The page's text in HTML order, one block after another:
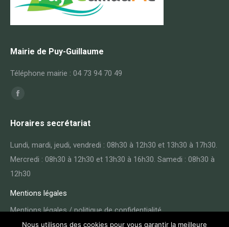
Mairie de Puy-Guillaume
Téléphone mairie : 04 73 94 70 49
Trouvez nous sur :
Facebook
opens
Horaires secrétariat
Lundi, mardi, jeudi, vendredi : 08h30 à 12h30 et 13h30 à 17h30.
Mercredi : 08h30 à 12h30 et 13h30 à 16h30. Samedi : 08h30 à
12h30
Mentions légales
Mentions légales / politique de confidentialité
Nous utilisons des cookies pour vous garantir la meilleure